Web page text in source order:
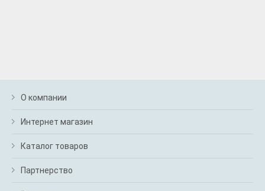
О компании
Интернет магазин
Каталог товаров
Партнерство